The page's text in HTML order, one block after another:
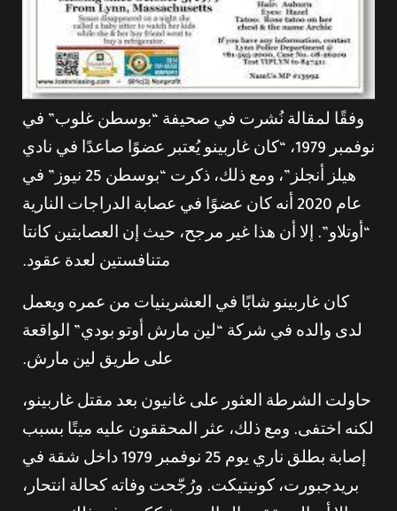
وفقًا لمقالة نُشرت في صحيفة “بوسطن غلوب” في
نوفمبر 1979، “كان غاربينو يُعتبر عضوًا صاعدًا في نادي
هيلز أنجلز”، ومع ذلك، ذكرت “بوسطن 25 نيوز” في
عام 2020 أنه كان عضوًا في عصابة الدراجات النارية
“أوتلاو”. إلا أن هذا غير مرجح، حيث إن العصابتين كانتا
متنافستين لعدة عقود.
كان غاربينو شابًا في العشرينيات من عمره ويعمل
لدى والده في شركة “لين مارش أوتو بودي” الواقعة
على طريق لين مارش.
حاولت الشرطة العثور على غانيون بعد مقتل غاربينو،
لكنه اختفى. ومع ذلك، عثر المحققون عليه ميتًا بسبب
إصابة بطلق ناري يوم 25 نوفمبر 1979 داخل شقة في
بريدجبورت، كونيتيكت. ورُجّحت وفاته كحالة انتحار،